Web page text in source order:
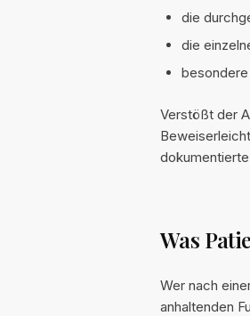
die
die
Verstößt der
Was
Wer nach
anhaltenden